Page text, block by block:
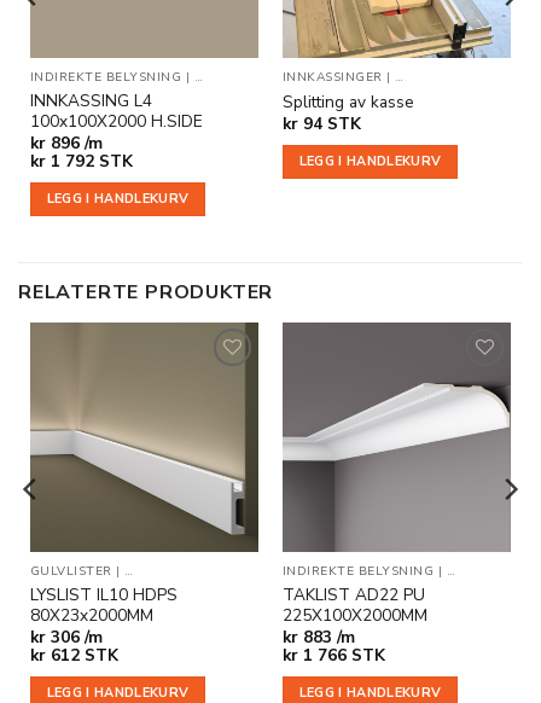
INDIREKTE BELYSNING | INNKASSINGER |INNKASSINGER MED
INNKASSING L4
100x100X2000 H.SIDE
kr896 /m
kr1 792 STK
LEGG I HANDLEKURV
INNKASSINGER |
Splitting av kasse
kr94 STK
LEGG I HANDLEKURV
|INNKASSINGER
RELATERTE PRODUKTER
GULVLISTER | INDIREKTE BELYSNING
LYSLIST IL10 HDPS
80X23x2000MM
kr306 /m
kr612 STK
LEGG I HANDLEKURV
Legg til
ønskeliste
INDIREKTE BELYSNING | TAKLISTER
TAKLIST AD22 PU
225X100X2000MM
kr883 /m
kr1 766 STK
LEGG I HANDLEKURV
|INNKASSINGER MED ENDEAVSLUTNING|TJENESTE